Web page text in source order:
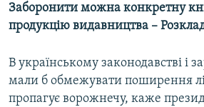
Заборонити можна конкретну
продукцію видавництва –
В українському законодавстві і
мали б обмежувати поширення
пропагує ворожнечу, каже